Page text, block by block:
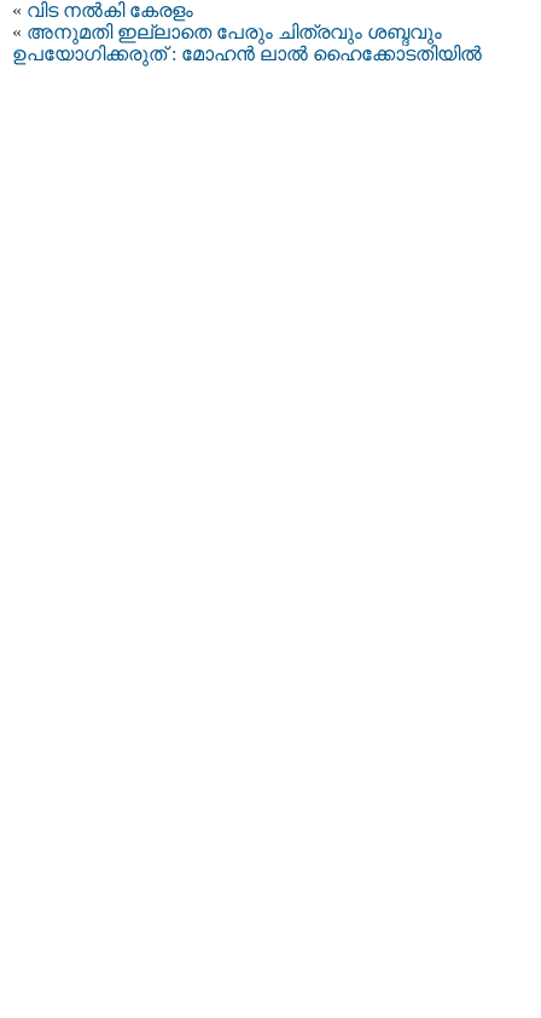
« വിട നല്‍കി കേരളം
« അനുമതി ഇല്ലാതെ പേരും ചിത്രവും ശബ്ദവും
ഉപയോഗിക്കരുത് : മോഹന്‍ ലാല്‍ ഹൈക്കോടതിയിൽ